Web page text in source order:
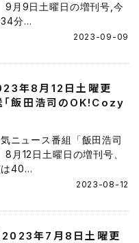
月9日土曜日の増刊号,今
分...
2023-09-09
年8月12日土曜更
「飯田浩司のOK!Cozy
ニュース番組「飯田浩司
月12日土曜日の増刊号、
40...
2023-08-12
年7月8日土曜更